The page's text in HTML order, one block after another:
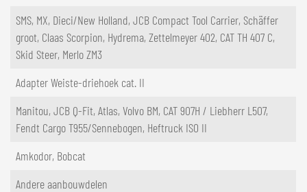
SMS, MX, Dieci/New Holland, JCB Compact Tool Carrier, Schäffer
groot, Claas Scorpion, Hydrema, Zettelmeyer 402, CAT TH 407 C,
Skid Steer, Merlo ZM3
Adapter Weiste-driehoek cat. II
Manitou, JCB Q-Fit, Atlas, Volvo BM, CAT 907H / Liebherr L507,
Fendt Cargo T955/Sennebogen, Heftruck ISO II
Amkodor, Bobcat
Andere aanbouwdelen